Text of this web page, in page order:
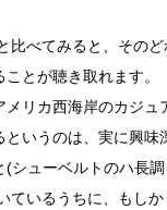
べてみると、その
とが聴き取れます。
リカ西海岸のカジュ
いうのは、実に興
ューベルトのハ長
いるうちに、もし